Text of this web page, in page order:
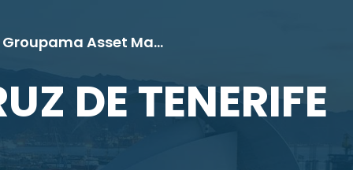
Buy & Hold, DNB Asset Management, Dunas Capital, Groupama Asset Management
DE TENERIFE